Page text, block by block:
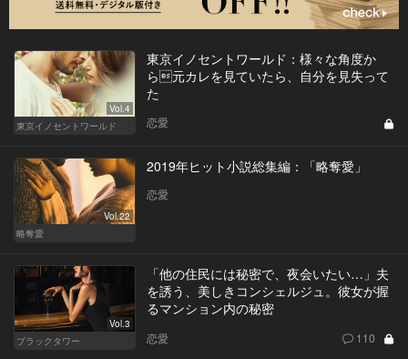
Vol.4
東京イノセントワールド
東京イノセントワールド：様々な角度か
ら元カレを見ていたら、自分を見失って
た
恋愛
Vol.22
略奪愛
2019年ヒット小説総集編：「略奪愛」
恋愛
Vol.3
ブラックタワー
「他の住民には秘密で、夜会いたい…」夫
を誘う、美しきコンシェルジュ。彼女が握
るマンション内の秘密
恋愛 110